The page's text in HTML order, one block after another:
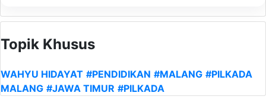
Topik Khusus
WAHYU HIDAYAT #PENDIDIKAN #MALANG #PILKADA
MALANG #JAWA TIMUR #PILKADA